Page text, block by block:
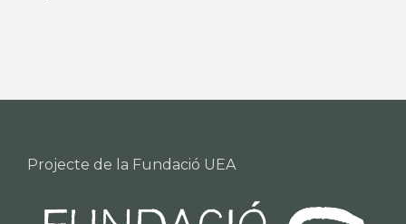
Projecte de la Fundació UEA